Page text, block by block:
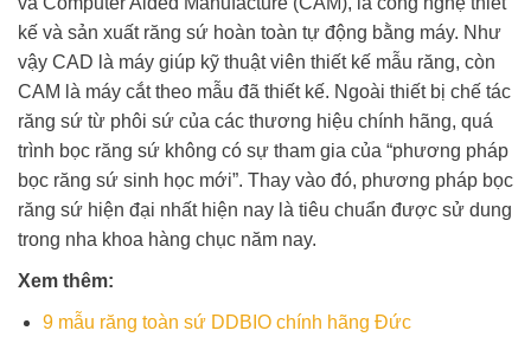
kế và sản xuất răng sứ hoàn toàn tự động bằng máy. Như
vậy CAD là máy giúp kỹ thuật viên thiết kế mẫu răng, còn
CAM là máy cắt theo mẫu đã thiết kế. Ngoài thiết bị chế tác
răng sứ từ phôi sứ của các thương hiệu chính hãng, quá
trình bọc răng sứ không có sự tham gia của “phương pháp
bọc răng sứ sinh học mới”. Thay vào đó, phương pháp bọc
răng sứ hiện đại nhất hiện nay là tiêu chuẩn được sử dung
trong nha khoa hàng chục năm nay.
Xem thêm:
9 mẫu răng toàn sứ DDBIO chính hãng Đức